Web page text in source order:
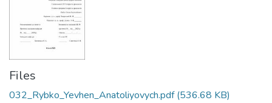
Files
032_Rybko_Yevhen_Anatoliyovych.pdf(536.68 KB)